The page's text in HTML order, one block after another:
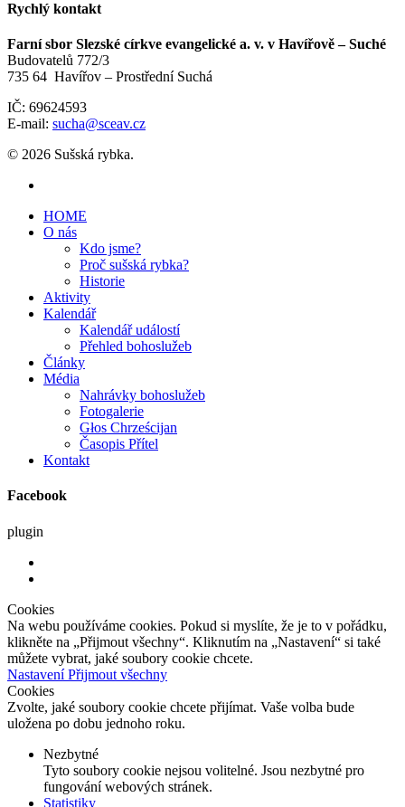
Rychlý kontakt
Farní sbor Slezské církve evangelické a. v. v Havířově – Suché
Budovatelů 772/3
735 64 Havířov – Prostřední Suchá
IČ: 69624593
E-mail: sucha@sceav.cz
© 2026 Sušská rybka.
HOME
O nás
Kdo jsme?
Proč sušská rybka?
Historie
Aktivity
Kalendář
Kalendář událostí
Přehled bohoslužeb
Články
Média
Nahrávky bohoslužeb
Fotogalerie
Głos Chrześcijan
Časopis Přítel
Kontakt
Facebook
plugin
Cookies
Na webu používáme cookies. Pokud si myslíte, že je to v pořádku,
klikněte na „Přijmout všechny“. Kliknutím na „Nastavení“ si také
můžete vybrat, jaké soubory cookie chcete.
NastaveníPřijmout všechny
Cookies
Zvolte, jaké soubory cookie chcete přijímat. Vaše volba bude
uložena po dobu jednoho roku.
Nezbytné
Tyto soubory cookie nejsou volitelné. Jsou nezbytné pro
fungování webových stránek.
Statistiky